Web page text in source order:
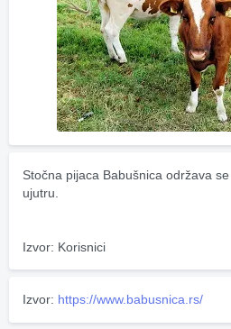
Stočna pijaca Babušnica održava
ujutru.
Izvor: Korisnici
Izvor: https://www.babusnica.rs/